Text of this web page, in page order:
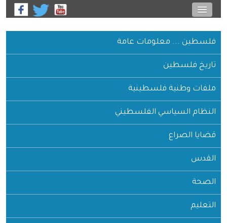
فلسطين ... معلومات عامة
تاريخ فلسطين
ملفات وطنية فلسطينية
النظام السياسي الفلسطيني
قضايا الصراع
القدس
الصحة
التعليم